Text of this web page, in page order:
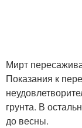
Мирт
Показания к
грунта. В
до весны.